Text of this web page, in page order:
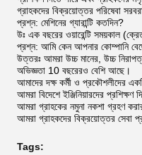
গ্রাহকদের বিক্রয়োত্তর পরিষেবা
প্রশ্ন: মেশিনের গ্যারান্টি কতদিন?
উঃ এক বছরের ওয়ারেন্টি সময়কাল
প্রশ্ন: আমি কেন আপনার কোম্পানি
উত্তরঃ আমরা উচ্চ মানের, উচ্চ
অভিজ্ঞতা 10 বছরেরও বেশি আছে।
আমাদের দক্ষ কর্মী ও প্রকৌশলীদের
আমরা বিদেশে ইঞ্জিনিয়ারদের প্রশিক্ষণ
আমরা গ্রাহকের নমুনা নকশা গ্রহণ
আমরা গ্রাহকদের বিক্রয়োত্তর সেবা
Tags: